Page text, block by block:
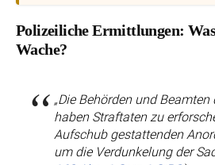
Polizeiliche Ermittlungen:
Wache?
„Die Behörden und
haben Straftaten zu
Aufschub gestattenden
um die Verdunkelung der